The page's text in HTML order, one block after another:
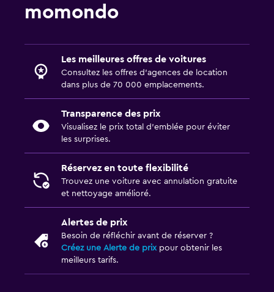
momondo
Les meilleures offres de voitures
Consultez les offres d’agences de location
dans plus de 70 000 emplacements.
Transparence des prix
Visualisez le prix total d’emblée pour éviter
les surprises.
Réservez en toute flexibilité
Trouvez une voiture avec annulation gratuite
et nettoyage amélioré.
Alertes de prix
Besoin de réfléchir avant de réserver ?
Créez une Alerte de prixpour obtenir les
meilleurs tarifs.